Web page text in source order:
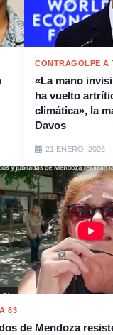
CONTRAGOLPE A
«La mano
ha vuelto
climática», la
Davos
21 ENERO, 2026
83
de Mendoza